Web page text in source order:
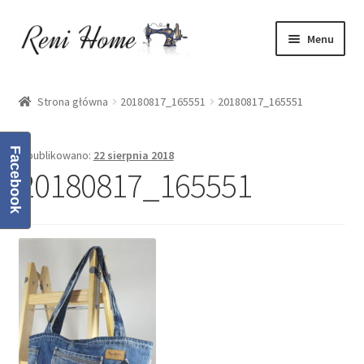
Przejdź
do
Przejdź
do
Menu
Koszyk
Moje konto
Oferta
Polityka prywatności
Strona główna 20180817_165551 20180817_165551
Opublikowano: 22 sierpnia 2018
20180817_165551
Facebook